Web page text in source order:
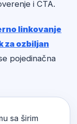
i CTA.
linkovanje
za ozbiljan
pojedinačna
sa širim